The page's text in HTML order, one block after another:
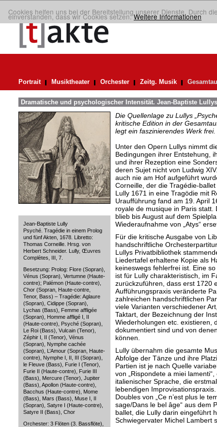
Cookies helfen uns bei der Bereitstellung unserer Dienste. Durch
einverstanden, dass wir Cookies setzen.Weitere Informationen
Portrait Musiktheater Orchester Zeitg. Musik
Dramatische und psychologischer Intensität. Jean-Baptiste
Jean-Baptiste Lully
Psyché. Tragédie in einem Prolog
und fünf Akten, 1678. Libretto:
Thomas Corneille. Hrsg. von
Herbert Schneider. Lully, Œuvres
Complètes, III, 7.
Besetzung: Prolog: Flore (Sopran),
Vénus (Sopran), Vertumne (Haute-
contre); Palémon (Haute-contre),
Chor (Sopran, Haute-contre,
Tenor, Bass) – Tragédie: Aglaure
(Sopran), Cidippe (Sopran),
Lychas (Bass), Femme affligée
(Sopran), Homme affligé I, II
(Haute-contre), Psyché (Sopran),
Le Roi (Bass), Vulcain (Tenor),
Zéphir I, II (Tenor), Vénus
(Sopran), Nymphe cachée
(Sopran), L’Amour (Sopran, Haute-
contre), Nymphe I, II, III (Sopran),
le Fleuve (Bass), Furie I (Tenor),
Furie II (Haute-contre), Furie III
(Bass), Mercure (Tenor), Jupiter
(Bass), Apollon (Haute-contre),
Bacchus (Haute-contre), Mome
(Bass), Mars (Bass), Muse I, II
(Sopran), Satyre I (Haute-contre),
Satyre II (Bass), Chor
Orchester: 3 Flöten (3. Bassflöte),
Die Quellenlage zu Lullys
kritische Edition in der
legt ein faszinierendes Werk frei.
Unter den Opern Lullys nimmt
Bedingungen ihrer Entstehung,
und ihrer Rezeption eine
deren Sujet nicht von Ludwig
auch nie am Hof aufgeführt
Corneille, der die Tragédie-
Lully 1671 in eine Tragödie mit
Uraufführung fand am 19. April
royale de musique in Paris statt.
blieb bis August auf dem
Wiederaufnahme von „Atys“
Für die kritische Ausgabe von
handschriftliche
Lullys Privatbibliothek
Liedertafel erhaltene Kopie als
keineswegs fehlerfrei ist. Eine
ist für Lully charakteristisch, im
zurückzuführen, dass erst 1720
Aufführungspraxis veränderte
zahlreichen handschriftlichen
viele Varianten verschiedener
Taktart, der Bezeichnung der
Wiederholungen etc. existieren,
dokumentiert sind und von
können.
Lully übernahm die gesamte
Abfolge der Tänze und ihre
Partien ist je nach Quelle
von „Rispondete a miei
italienischer Sprache, die
lebendigen
Doubles von „Ce n’est plus le
sage/Dans le bel âge“ aus dem
ballet, die Lully darin eingeführt
Schwiegervater Michel Lambert